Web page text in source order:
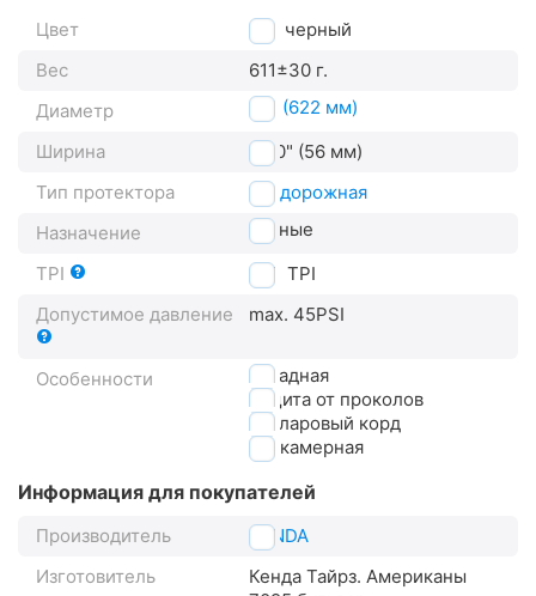
Цвет
черный
Вес
611±30 г.
Диаметр
29" (622 мм)
Ширина
2.20" (56 мм)
Тип протектора
внедорожная
Назначение
горные
TPI
120 TPI
Допустимое давление
max. 45PSI
Особенности
складная
защита от проколов
кевларовый корд
бескамерная
Информация для покупателей
Производитель
KENDA
Изготовитель
Кенда Тайрз. Американы